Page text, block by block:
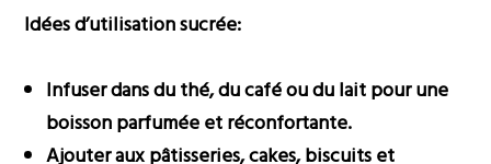
Idées d’utilisation sucrée:
Infuser dans du thé, du café ou du lait pour une
boisson parfumée et réconfortante.
Ajouter aux pâtisseries, cakes, biscuits et